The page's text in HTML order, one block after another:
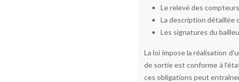
Le relevé des
La description détaillée
Les signatures du
La loi impose la réalisation
de sortie est conforme à
ces obligations peut